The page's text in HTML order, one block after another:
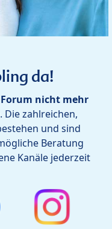
da!
nicht mehr
zahlreichen,
und sind
Beratung
Kanäle jederzeit